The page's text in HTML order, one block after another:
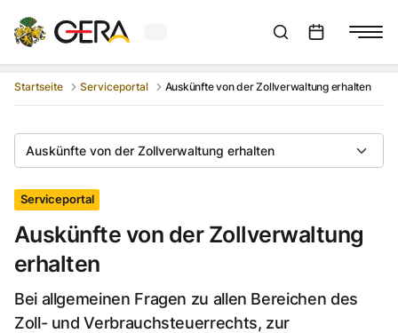
Aktuelles Wetter in GeraSuchleiste anzeigen
Startseite Serviceportal Auskünfte von der Zollverwaltung erhalten
Auskünfte von der Zollverwaltung erhalten
Serviceportal
Auskünfte von der Zollverwaltung
erhalten
Bei allgemeinen Fragen zu allen Bereichen des
Zoll- und Verbrauchsteuerrechts, zur